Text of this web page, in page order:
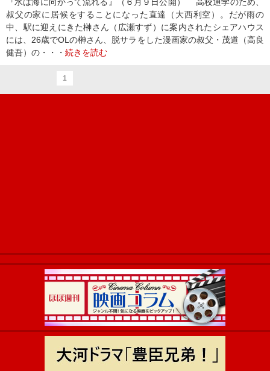
叔父の家に居候をすることになった直達（大西利空）。だが雨の
中、駅に迎えにきた榊さん（広瀬すず）に案内されたシェアハウス
には、26歳でOLの榊さん、脱サラをした漫画家の叔父・茂道（高良
健吾）の・・・ 続きを読む
1